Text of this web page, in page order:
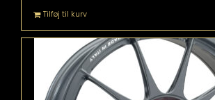
Tilføj til kurv